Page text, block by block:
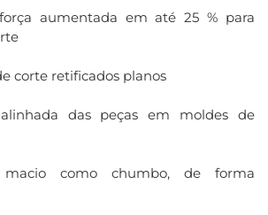
aumentada em até 25 % para
corte retificados planos
alinhada das peças em moldes de
como chumbo, de forma